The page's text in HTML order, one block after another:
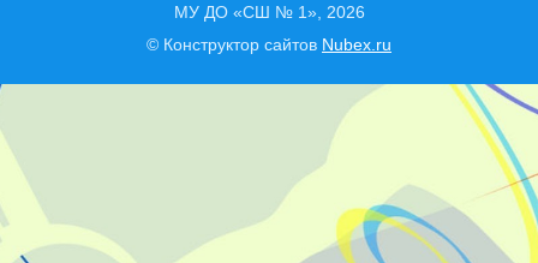
МУ ДО «СШ № 1», 2026
© Конструктор сайтов Nubex.ru